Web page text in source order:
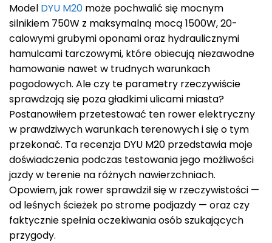
Model DYU M20 może pochwalić się mocnym
silnikiem 750W z maksymalną mocą 1500W, 20-
calowymi grubymi oponami oraz hydraulicznymi
hamulcami tarczowymi, które obiecują niezawodne
hamowanie nawet w trudnych warunkach
pogodowych. Ale czy te parametry rzeczywiście
sprawdzają się poza gładkimi ulicami miasta?
Postanowiłem przetestować ten rower elektryczny
w prawdziwych warunkach terenowych i się o tym
przekonać. Ta recenzja DYU M20 przedstawia moje
doświadczenia podczas testowania jego możliwości
jazdy w terenie na różnych nawierzchniach.
Opowiem, jak rower sprawdził się w rzeczywistości —
od leśnych ścieżek po strome podjazdy — oraz czy
faktycznie spełnia oczekiwania osób szukających
przygody.